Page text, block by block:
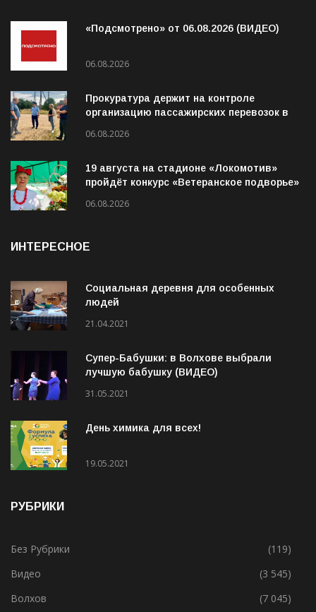
«Подсмотрено» от 06.08.2026 (ВИДЕО)
06.08.2026
Прокуратура держит на контроле
06.08.2026
19 августа на стадионе «Локомотив»
Социальная деревня для особенных
21.04.2021
Супер-Бабушки: в Волхове выбрали
31.05.2021
День химика для всех!
Без Рубрики
(119)
Видео
(3 545)